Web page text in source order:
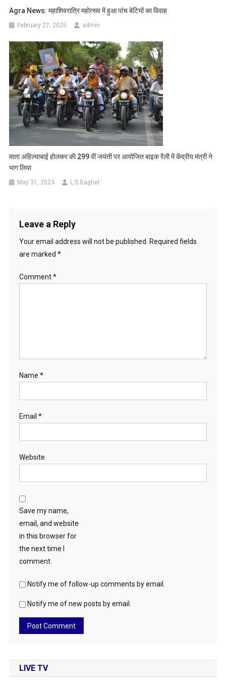
Agra News: महाशिवरात्रि महोत्सव में हुआ पांच बेटियों का विवाह
February 27, 2025 admin
माता अहिल्याबाई होलकर की 299 वीं जयंती पर आयोजित बाइक रैली में केंद्रीय मंत्री ने
भाग लिया
May 31, 2024 L.S Baghel
Leave a Reply
Your email address will not be published.
Required fields
are marked *
Comment*
Name *
Email *
Website
Save my name,
email, and website
in this browser for
the next time I
comment.
Notify me of follow-up comments by email.
Notify me of new posts by email.
LIVE TV